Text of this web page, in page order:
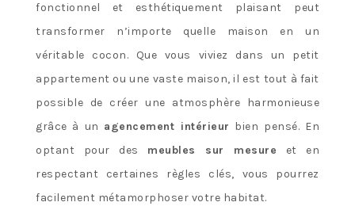
fonctionnel et esthétiquement plaisant peut
transformer n’importe quelle maison en un
véritable cocon. Que vous viviez dans un petit
appartement ou une vaste maison, il est tout à fait
possible de créer une atmosphère harmonieuse
grâce à un agencement intérieur bien pensé. En
optant pour des meubles sur mesure et en
respectant certaines règles clés, vous pourrez
facilement métamorphoser votre habitat.